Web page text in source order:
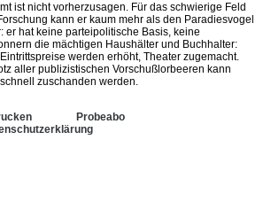
ist nicht vorherzusagen. Für das schwierige Feld
kann er kaum mehr als den Paradiesvogel
er hat keine parteipolitische Basis, keine
die mächtigen Haushälter und Buchhalter:
werden erhöht, Theater zugemacht.
aller publizistischen Vorschußlorbeeren kann
zuschanden werden.
Probeabo